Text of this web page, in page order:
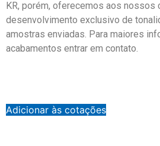
KR, porém, oferecemos aos nossos
desenvolvimento exclusivo de
amostras enviadas. Para maiores
acabamentos entrar em contato.
Adicionar às cotações